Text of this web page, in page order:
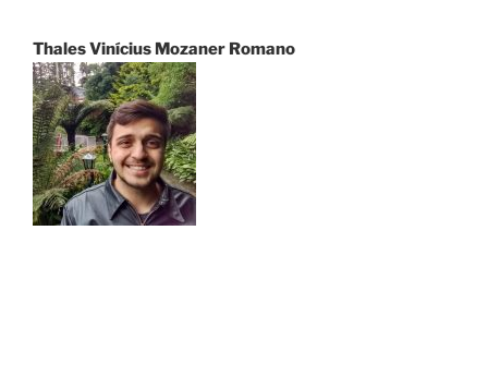
Thales Vinícius Mozaner Romano